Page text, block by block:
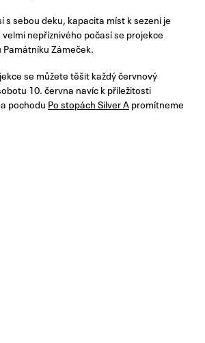
s sebou deku, kapacita míst k sezení je
nepříznivého počasí se projekce
Zámeček.
se můžete těšit každý červnový
10. června navíc k příležitosti
pochodu Po stopách Silver A promítneme